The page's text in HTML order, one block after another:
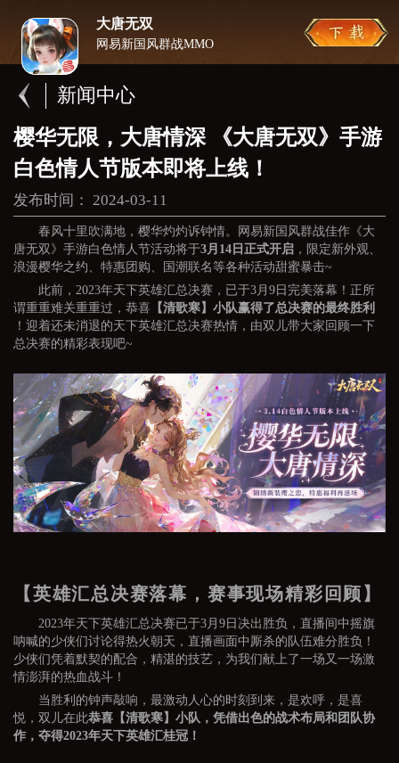
大唐无双
网易新国风群战MMO
新闻中心
樱华无限，大唐情深 《大唐无双》手游
白色情人节版本即将上线！
发布时间： 2024-03-11
春风十里吹满地，樱华灼灼诉钟情。网易新国风群战佳作《大
唐无双》手游白色情人节活动将于3月14日正式开启，限定新外观、
浪漫樱华之约、特惠团购、国潮联名等各种活动甜蜜暴击~
此前，2023年天下英雄汇总决赛，已于3月9日完美落幕！正所
谓重重难关重重过，恭喜【清歌寒】小队赢得了总决赛的最终胜利
！迎着还未消退的天下英雄汇总决赛热情，由双儿带大家回顾一下
总决赛的精彩表现吧~
【英雄汇总决赛落幕，赛事现场精彩回顾】
2023年天下英雄汇总决赛已于3月9日决出胜负，直播间中摇旗
呐喊的少侠们讨论得热火朝天，直播画面中厮杀的队伍难分胜负！
少侠们凭着默契的配合，精湛的技艺，为我们献上了一场又一场激
情澎湃的热血战斗！
当胜利的钟声敲响，最激动人心的时刻到来，是欢呼，是喜
悦，双儿在此恭喜【清歌寒】小队，凭借出色的战术布局和团队协
作，夺得2023年天下英雄汇桂冠！